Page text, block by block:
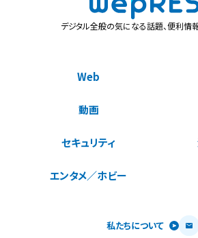
デジタル全般の気になる話題、便利情
Web
動画
セキュリティ
エンタメ／ホビー
私たちについて